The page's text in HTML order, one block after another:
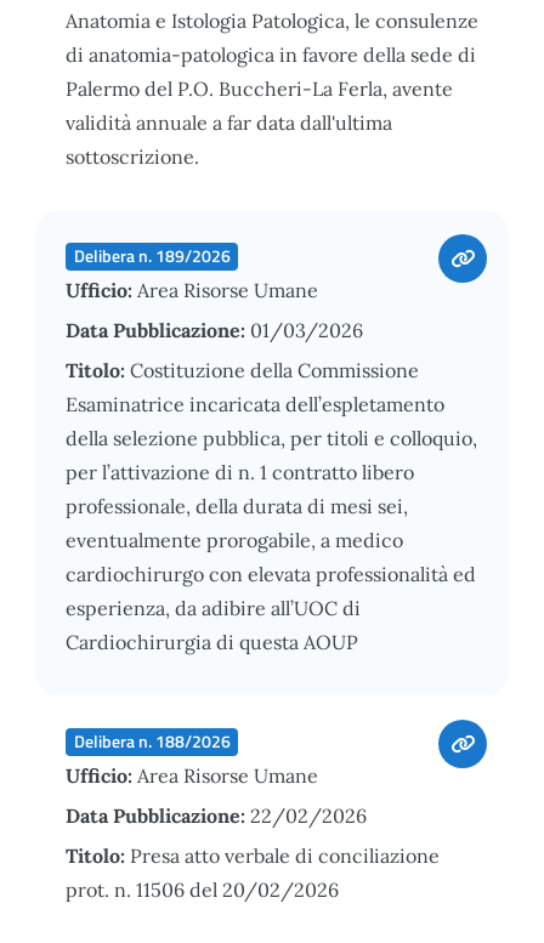
Anatomia e Istologia Patologica, le consulenze
di anatomia-patologica in favore della sede di
Palermo del P.O. Buccheri-La Ferla, avente
validità annuale a far data dall'ultima
sottoscrizione.
Delibera n. 189/2026
Ufficio: Area Risorse Umane
Data Pubblicazione: 01/03/2026
Titolo: Costituzione della Commissione
Esaminatrice incaricata dell’espletamento
della selezione pubblica, per titoli e colloquio,
per l’attivazione di n. 1 contratto libero
professionale, della durata di mesi sei,
eventualmente prorogabile, a medico
cardiochirurgo con elevata professionalità ed
esperienza, da adibire all’UOC di
Cardiochirurgia di questa AOUP
Delibera n. 188/2026
Ufficio: Area Risorse Umane
Data Pubblicazione: 22/02/2026
Titolo: Presa atto verbale di conciliazione
prot. n. 11506 del 20/02/2026